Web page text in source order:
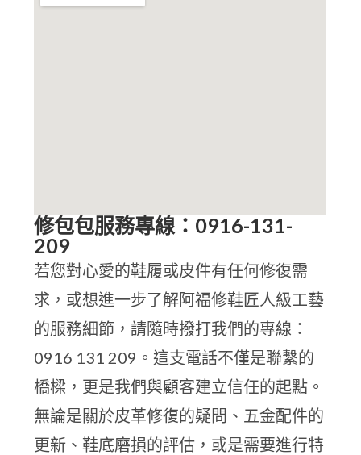
修包包服務專線：0916-131-
209
若您對心愛的鞋履或皮件有任何修復需
求，或想進一步了解阿福修鞋匠人級工藝
的服務細節，請隨時撥打我們的專線：
0916 131 209。這支電話不僅是聯繫的
橋樑，更是我們與顧客建立信任的起點。
無論是關於皮革修復的疑問、五金配件的
更新、鞋底磨損的評估，或是需要進行特